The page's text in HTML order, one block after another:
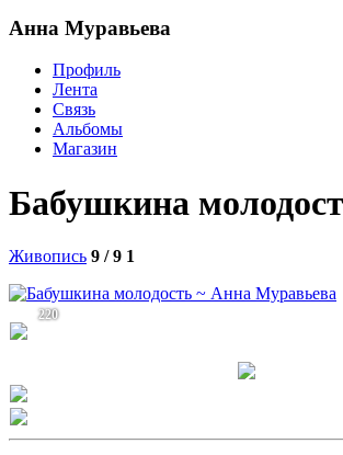
Анна Муравьева
Профиль
Лента
Связь
Альбомы
Магазин
Бабушкина
Живопись 9 / 9 1
220